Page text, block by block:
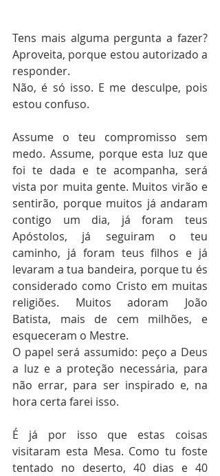
Tens mais alguma pergunta a fazer?
Aproveita, porque estou autorizado a
responder.
Não, é só isso. E me desculpe, pois
estou confuso.
Assume o teu compromisso sem
medo. Assume, porque esta luz que
foi te dada e te acompanha, será
vista por muita gente. Muitos virão e
sentirão, porque muitos já andaram
contigo um dia, já foram teus
Apóstolos, já seguiram o teu
caminho, já foram teus filhos e já
levaram a tua bandeira, porque tu és
considerado como Cristo em muitas
religiões. Muitos adoram João
Batista, mais de cem milhões, e
esqueceram o Mestre.
O papel será assumido: peço a Deus
a luz e a proteção necessária, para
não errar, para ser inspirado e, na
hora certa farei isso.
É já por isso que estas coisas
visitaram esta Mesa. Como tu foste
tentado no deserto, 40 dias e 40